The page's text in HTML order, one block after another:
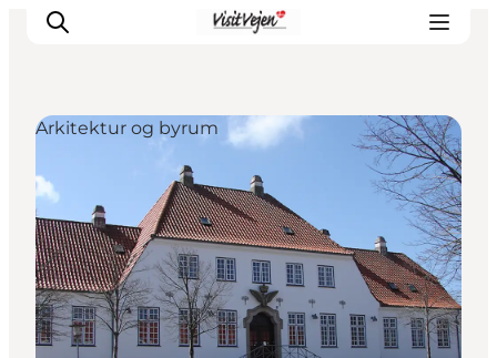
Spise
Sove
Natur
Se og oplev
Byer
Events
Arkitektur og byrum